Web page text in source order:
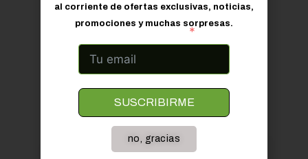
al corriente de ofertas exclusivas, noticias,
promociones y muchas sorpresas.
Correo electrónico
SUSCRIBIRME
no, gracias